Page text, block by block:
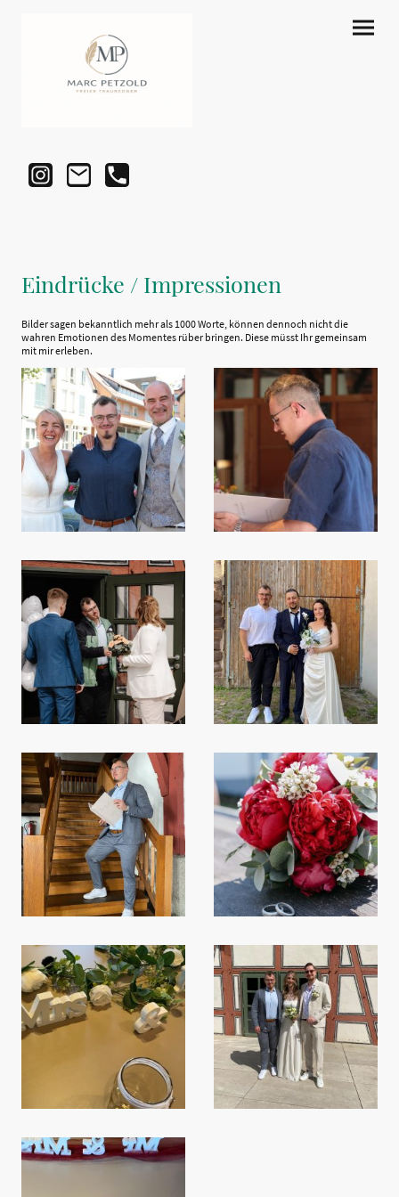
Eindrücke / Impressionen
Bilder sagen bekanntlich mehr als 1000 Worte, können dennoch nicht die
wahren Emotionen des Momentes rüber bringen. Diese müsst Ihr gemeinsam
mit mir erleben.